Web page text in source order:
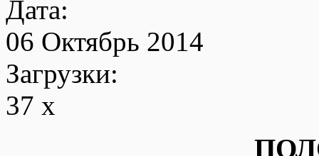
Дата:
06 Октябрь 2014
Загрузки:
37 x